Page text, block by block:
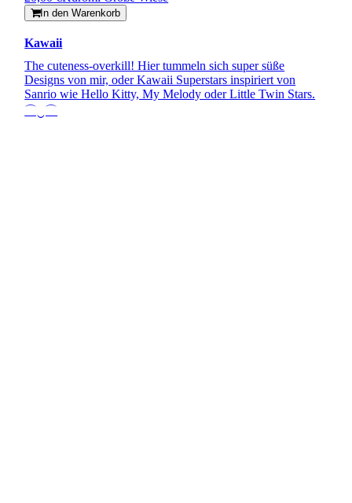
In den Warenkorb
Kawaii
The cuteness-overkill! Hier tummeln sich super süße
Designs von mir, oder Kawaii Superstars inspiriert von
Sanrio wie Hello Kitty, My Melody oder Little Twin Stars.
⌒‿⌒